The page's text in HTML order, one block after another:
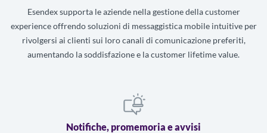
Esendex supporta le aziende nella gestione della customer
experience offrendo soluzioni di messaggistica mobile intuitive per
rivolgersi ai clienti sui loro canali di comunicazione preferiti,
aumentando la soddisfazione e la customer lifetime value.
Notifiche, promemoria e avvisi